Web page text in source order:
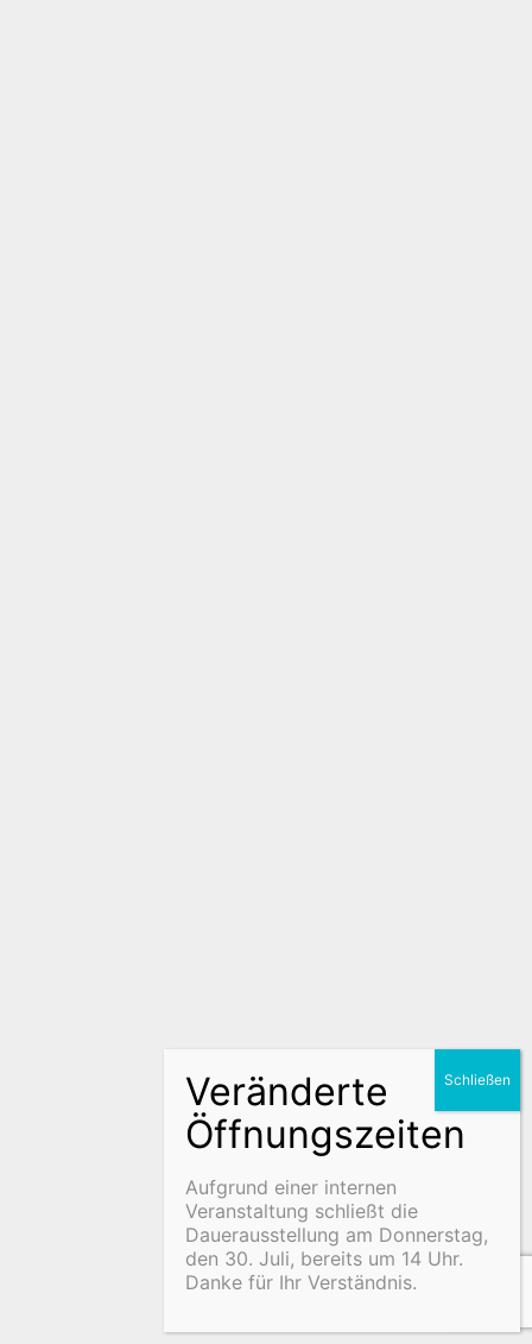
Aufgrund einer internen
Veranstaltung schließt die
Dauerausstellung am Donnerstag,
den 30. Juli, bereits um 14 Uhr.
Danke für Ihr Verständnis.